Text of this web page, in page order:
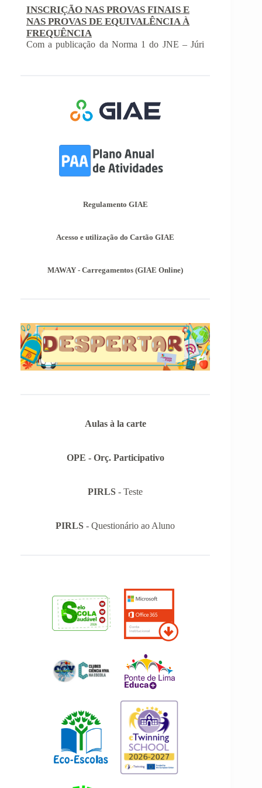
Com a publicação da Norma 1 do JNE – Júri
Nacional de Exames, ficaram definidos os
prazos para inscrição nas provas finais e nas
provas de equivalência à frequência, para
alunos autopropostos do ensino básico.
Nos termos do Artigo 36º da Portaria nº 223-
A/2018, de 3 de Agosto, são afixadas hoje, dia
18 de junho de 2026, as pautas de avaliação do
Informações-Prova Provas de
Equivalência à Frequência (PEF)
Encontram-se publicadas as Informações-Prova
Provas Avaliação Externa.
Regulamento GIAE
Acesso e utilização do Cartão GIAE
MAWAY - Carregamentos (GIAE Online)
Aulas à la carte
OPE - Orç. Participativo
PIRLS - Teste
PIRLS - Questionário ao Aluno